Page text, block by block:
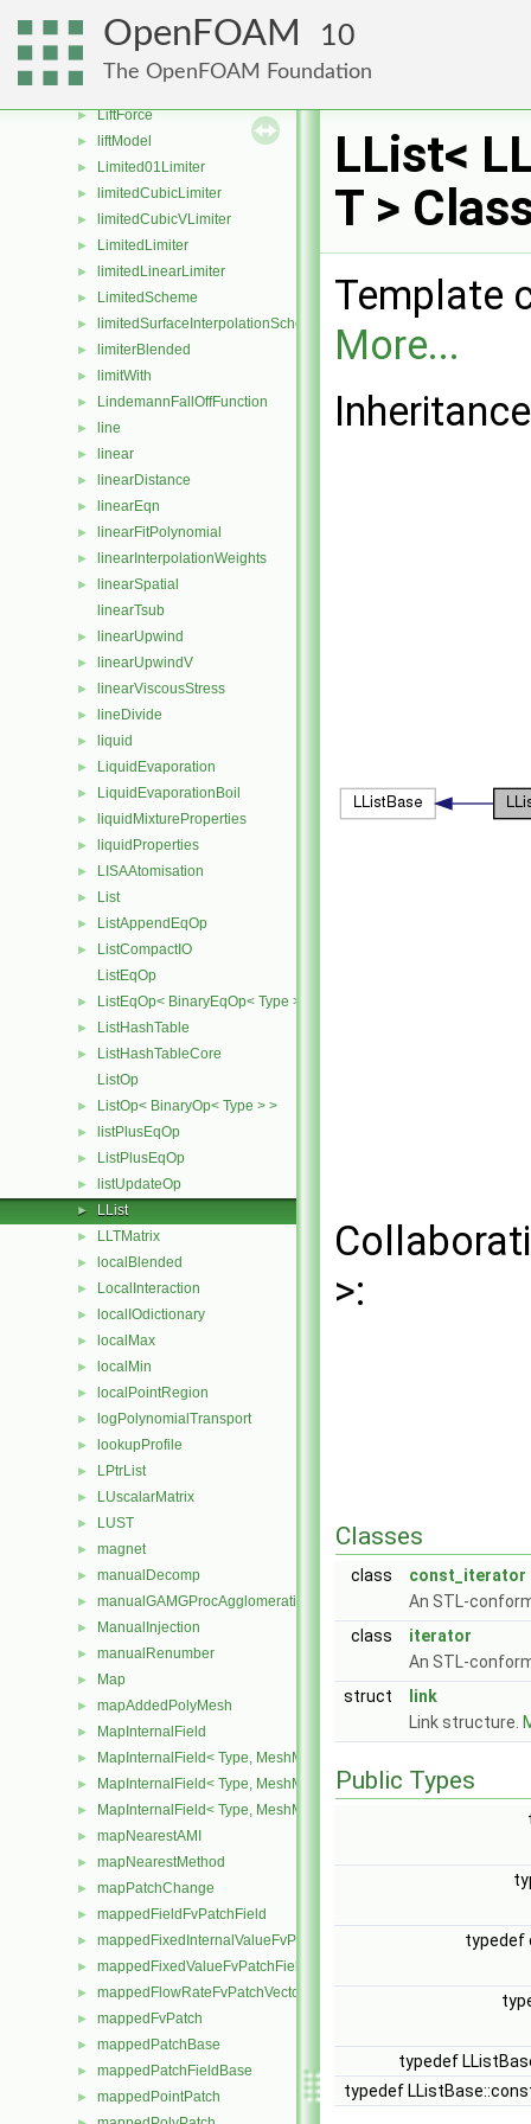
OpenFOAM 10
The OpenFOAM Foundation
► lessProcPatches
► LESThermophysicalTransportModel
►
► LiftForce
► liftModel
► Limited01Limiter
► limitedCubicLimiter
► limitedCubicVLimiter
► LimitedLimiter
► limitedLinearLimiter
► LimitedScheme
► limitedSurfaceInterpolationScheme
► limiterBlended
► limitWith
► LindemannFallOffFunction
► line
► linear
► linearDistance
► linearEqn
► linearFitPolynomial
► linearInterpolationWeights
►
linearSpatial
linearTsub
► linearUpwind
► linearUpwindV
► linearViscousStress
► lineDivide
► liquid
► LiquidEvaporation
► LiquidEvaporationBoil
► liquidMixtureProperties
► liquidProperties
► LISAAtomisation
► List
► ListAppendEqOp
►
ListCompactIO
ListEqOp
► ListEqOp< BinaryEqOp< Type > >
► ListHashTable
►
ListHashTableCore
ListOp
► ListOp< BinaryOp< Type > >
► listPlusEqOp
► ListPlusEqOp
► listUpdateOp
► LList
► LLTMatrix
► localBlended
► LocalInteraction
► localIOdictionary
► localMax
► localMin
► localPointRegion
► logPolynomialTransport
► lookupProfile
► LPtrList
► LUscalarMatrix
► LUST
► magnet
► manualDecomp
► manualGAMGProcAgglomeration
► ManualInjection
► manualRenumber
► Map
► mapAddedPolyMesh
► MapInternalField
► MapInternalField< Type, MeshMapper, pointMesh >
► MapInternalField< Type, MeshMapper, surfaceMesh >
► MapInternalField< Type, MeshMapper, volMesh >
► mapNearestAMI
► mapNearestMethod
► mapPatchChange
► mappedFieldFvPatchField
► mappedFixedInternalValueFvPatchField
► mappedFixedValueFvPatchField
► mappedFlowRateFvPatchVectorField
► mappedFvPatch
► mappedPatchBase
► mappedPatchFieldBase
► mappedPointPatch
LList<
T >
Template
More...
>:
Classes
class
const_iterator
An STL-
class
iterator
An STL-
struct
link
Link structure.
Public Types
typedef
typedef